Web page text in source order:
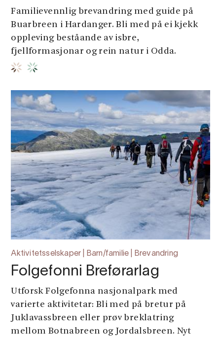
Familievennlig brevandring med guide på
Buarbreen i Hardanger. Bli med på ei kjekk
oppleving beståande av isbre,
fjellformasjonar og rein natur i Odda.
Aktivitetsselskaper | Barn/familie | Brevandring
Folgefonni Breførarlag
Utforsk Folgefonna nasjonalpark med
varierte aktivitetar: Bli med på bretur på
Juklavassbreen eller prøv breklatring
mellom Botnabreen og Jordalsbreen. Nyt